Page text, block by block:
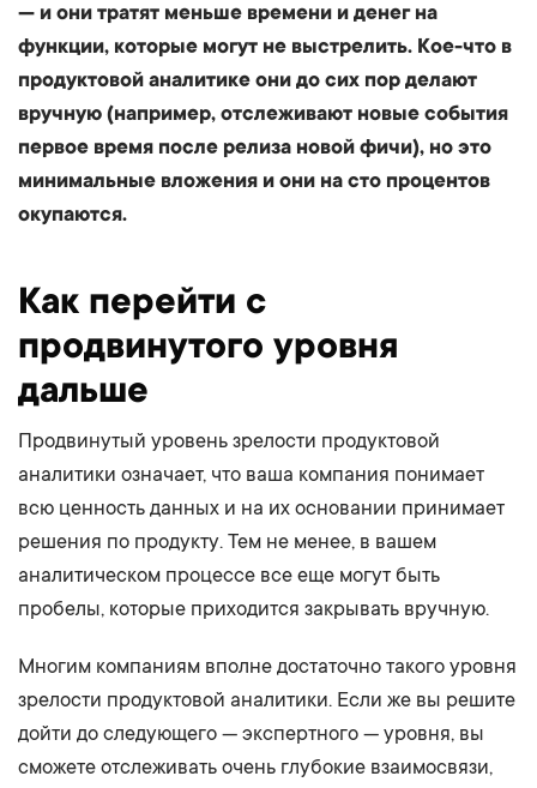
— и они тратят меньше времени и денег на
функции, которые могут не выстрелить. Кое-что в
продуктовой аналитике они до сих пор делают
вручную (например, отслеживают новые события
первое время после релиза новой фичи), но это
минимальные вложения и они на сто процентов
окупаются.
Как перейти с
продвинутого уровня
дальше
Продвинутый уровень зрелости продуктовой
аналитики означает, что ваша компания понимает
всю ценность данных и на их основании принимает
решения по продукту. Тем не менее, в вашем
аналитическом процессе все еще могут быть
пробелы, которые приходится закрывать вручную.
Многим компаниям вполне достаточно такого уровня
зрелости продуктовой аналитики. Если же вы решите
дойти до следующего — экспертного — уровня, вы
сможете отслеживать очень глубокие взаимосвязи,